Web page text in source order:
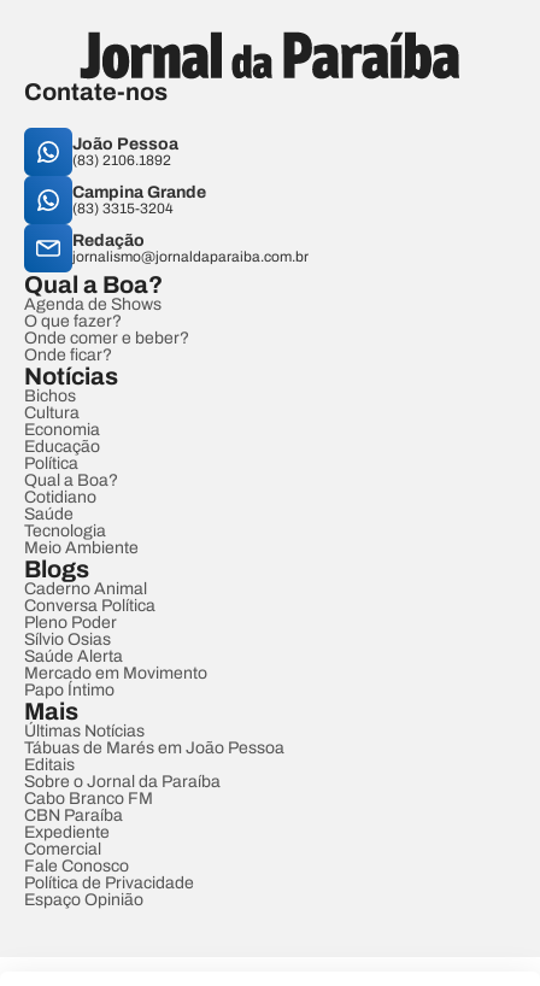
Contate-nos
João Pessoa
(83) 2106.1892
Campina Grande
(83) 3315-3204
Redação
jornalismo@jornaldaparaiba.com.br
Qual a Boa?
Agenda de Shows
O que fazer?
Onde comer e beber?
Onde ficar?
Notícias
Bichos
Cultura
Economia
Educação
Política
Qual a Boa?
Cotidiano
Saúde
Tecnologia
Meio Ambiente
Blogs
Caderno Animal
Conversa Política
Pleno Poder
Sílvio Osias
Saúde Alerta
Mercado em Movimento
Papo Íntimo
Mais
Últimas Notícias
Tábuas de Marés em João Pessoa
Editais
Sobre o Jornal da Paraíba
Cabo Branco FM
CBN Paraíba
Expediente
Comercial
Fale Conosco
Política de Privacidade
Espaço Opinião